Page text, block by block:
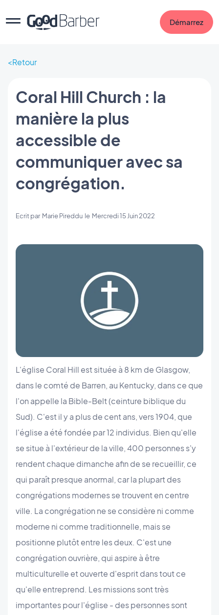
Démarrez
Retour
Coral Hill Church : la
manière la plus
accessible de
communiquer avec sa
congrégation.
Ecrit par Marie Pireddu le Mercredi 15 Juin 2022
L'église Coral Hill est située à 8 km de Glasgow,
dans le comté de Barren, au Kentucky, dans ce que
l'on appelle la Bible-Belt (ceinture biblique du
Sud). C'est il y a plus de cent ans, vers 1904, que
l'église a été fondée par 12 individus. Bien qu'elle
se situe à l'extérieur de la ville, 400 personnes s'y
rendent chaque dimanche afin de se recueillir, ce
qui paraît presque anormal, car la plupart des
congrégations modernes se trouvent en centre
ville. La congrégation ne se considère ni comme
moderne ni comme traditionnelle, mais se
positionne plutôt entre les deux. C'est une
congrégation ouvrière, qui aspire à être
multiculturelle et ouverte d'esprit dans tout ce
qu'elle entreprend. Les missions sont très
importantes pour l'église - des personnes sont